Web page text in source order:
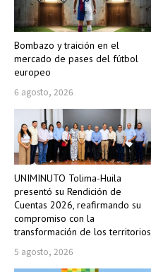
Bombazo y traición en el
mercado de pases del fútbol
europeo
6 agosto, 2026
UNIMINUTO Tolima-Huila
presentó su Rendición de
Cuentas 2026, reafirmando su
compromiso con la
transformación de los territorios
5 agosto, 2026